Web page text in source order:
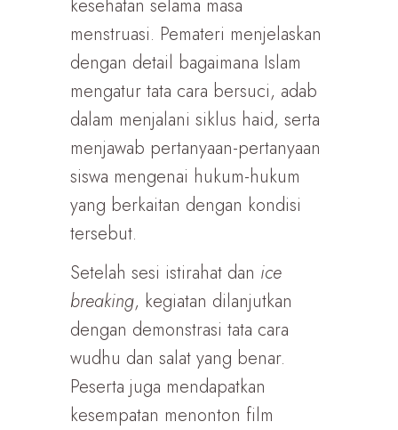
kesehatan selama masa
menstruasi. Pemateri menjelaskan
dengan detail bagaimana Islam
mengatur tata cara bersuci, adab
dalam menjalani siklus haid, serta
menjawab pertanyaan-pertanyaan
siswa mengenai hukum-hukum
yang berkaitan dengan kondisi
tersebut.
Setelah sesi istirahat dan ice
breaking, kegiatan dilanjutkan
dengan demonstrasi tata cara
wudhu dan salat yang benar.
Peserta juga mendapatkan
kesempatan menonton film